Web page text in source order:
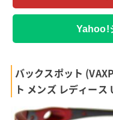
Yahoo!
バックスポット
ト メンズ レディー